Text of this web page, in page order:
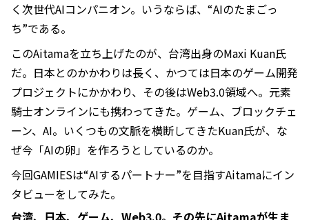
く次世代AIコンパニオン。いうならば、“AIのたまごっ
ち”である。
このAitamaを立ち上げたのが、台湾出身のMaxi Kuan氏
だ。日本とのかかわりは長く、かつては日本のゲーム開発
プロジェクトにかかわり、その後はWeb3.0領域へ。元素
騎士オンラインにも携わってきた。ゲーム、ブロックチェ
ーン、AI。いくつもの文脈を横断してきたKuan氏が、な
ぜ今「AIの卵」を作ろうとしているのか。
今回GAMIESは“AIするパートナー”を目指すAitamaにイン
タビューをしてみた。